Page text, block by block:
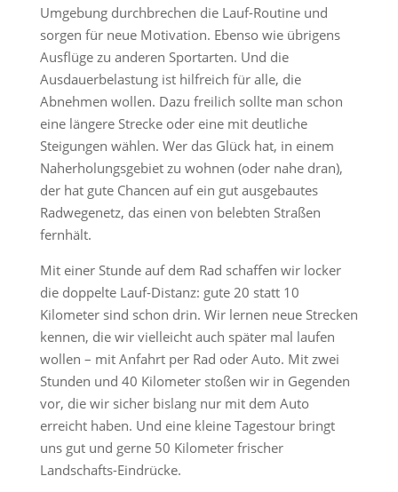
Umgebung durchbrechen die Lauf-Routine und
sorgen für neue Motivation. Ebenso wie übrigens
Ausflüge zu anderen Sportarten. Und die
Ausdauerbelastung ist hilfreich für alle, die
Abnehmen wollen. Dazu freilich sollte man schon
eine längere Strecke oder eine mit deutliche
Steigungen wählen. Wer das Glück hat, in einem
Naherholungsgebiet zu wohnen (oder nahe dran),
der hat gute Chancen auf ein gut ausgebautes
Radwegenetz, das einen von belebten Straßen
fernhält.
Mit einer Stunde auf dem Rad schaffen wir locker
die doppelte Lauf-Distanz: gute 20 statt 10
Kilometer sind schon drin. Wir lernen neue Strecken
kennen, die wir vielleicht auch später mal laufen
wollen – mit Anfahrt per Rad oder Auto. Mit zwei
Stunden und 40 Kilometer stoßen wir in Gegenden
vor, die wir sicher bislang nur mit dem Auto
erreicht haben. Und eine kleine Tagestour bringt
uns gut und gerne 50 Kilometer frischer
Landschafts-Eindrücke.